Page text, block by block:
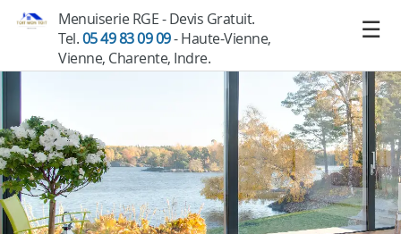
Menuiserie RGE - Devis Gratuit.
Tel.05 49 83 09 09- Haute-Vienne,
Vienne, Charente, Indre.